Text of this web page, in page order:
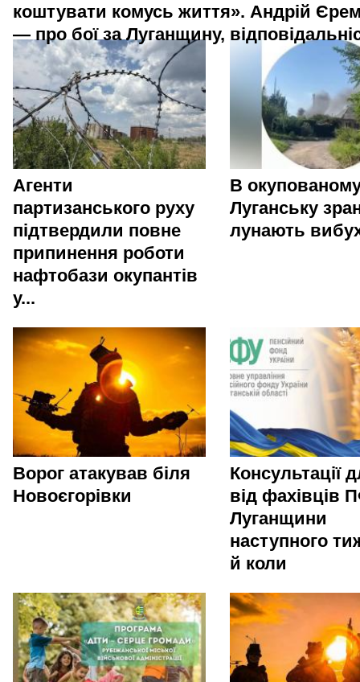
коштувати комусь життя». Андрій
— про бої за Луганщину,
Агенти
партизанського руху
підтвердили повне
припинення роботи
нафтобази окупантів
у...
В
Луганську
лунають
Ворог атакував біля
Новоєгорівки
Консультації
від фахівців
Луганщини
наступного
й коли